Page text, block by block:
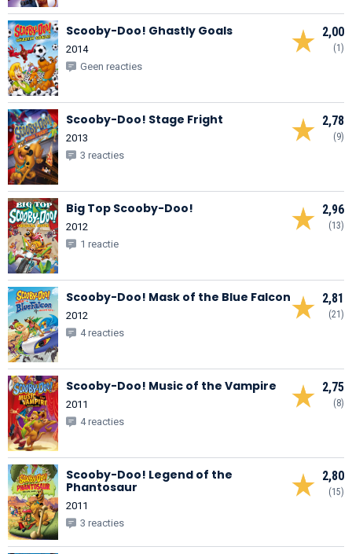
2,00
(1)
Scooby-Doo! Ghastly Goals
2014
Geen reacties
2,78
(9)
Scooby-Doo! Stage Fright
2013
3 reacties
2,96
(13)
Big Top Scooby-Doo!
2012
1 reactie
2,81
(21)
Scooby-Doo! Mask of the Blue Falcon
2012
4 reacties
2,75
(8)
Scooby-Doo! Music of the Vampire
2011
4 reacties
2,80
(15)
Scooby-Doo! Legend of the
Phantosaur
2011
3 reacties